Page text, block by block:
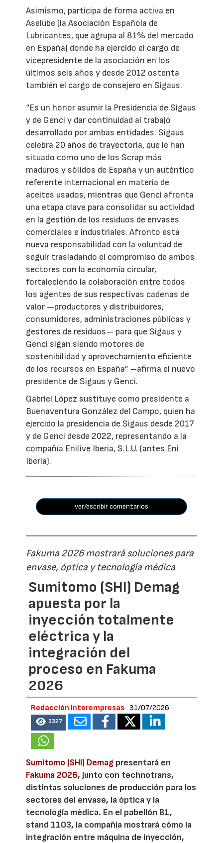
Asimismo, participa de forma activa en
Aselube (la Asociación Española de
Lubricantes, que agrupa al 81% del mercado
en España) donde ha ejercido el cargo de
vicepresidente de la asociación en los
últimos seis años y desde 2012 ostenta
también el cargo de consejero en Sigaus.
“Es un honor asumir la Presidencia de Sigaus
y de Genci y dar continuidad al trabajo
desarrollado por ambas entidades. Sigaus
celebra 20 años de trayectoria, que le han
situado como uno de los Scrap más
maduros y sólidos de España y un auténtico
referente internacional en materia de
aceites usados, mientras que Genci afronta
una etapa clave para consolidar su actividad
en la gestión de los residuos de envases
comerciales e industriales. Afronto esta
nueva responsabilidad con la voluntad de
seguir trasladando el compromiso de ambos
sectores con la economía circular,
fortaleciendo la colaboración entre todos
los agentes de sus respectivas cadenas de
valor —productores y distribuidores,
consumidores, administraciones públicas y
gestores de residuos— para que Sigaus y
Genci sigan siendo motores de
sostenibilidad y aprovechamiento eficiente
de los recursos en España” –afirma el nuevo
presidente de Sigaus y Genci.
Gabriel López sustituye como presidente a
Buenaventura González del Campo, quien ha
ejercido la presidencia de Sigaus desde 2017
y de Genci desde 2022, representando a la
compañía Enilive Iberia, S.L.U. (antes Eni
Iberia).
ver/escribir comentarios
Fakuma 2026 mostrará soluciones para
envase, óptica y tecnología médica
Sumitomo (SHI) Demag
apuesta por la
inyección totalmente
eléctrica y la
integración del
proceso en Fakuma
2026
Redacción Interempresas 31/07/2026
3327
Sumitomo (SHI) Demag presentará en
Fakuma 2026, junto con technotrans,
distintas soluciones de producción para los
sectores del envase, la óptica y la
tecnología médica. En el pabellón B1,
stand 1103, la compañía mostrará cómo la
integración entre máquina de inyección,